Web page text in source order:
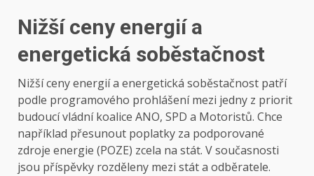
Nižší ceny energií a
energetická soběstačnost
Nižší ceny energií a energetická soběstačnost patří
podle programového prohlášení mezi jedny z priorit
budoucí vládní koalice ANO, SPD a Motoristů. Chce
například přesunout poplatky za podporované
zdroje energie (POZE) zcela na stát. V současnosti
jsou příspěvky rozděleny mezi stát a odběratele.